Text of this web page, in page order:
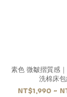
素色 微皺摺質感
洗棉床
NT$1,990 ~